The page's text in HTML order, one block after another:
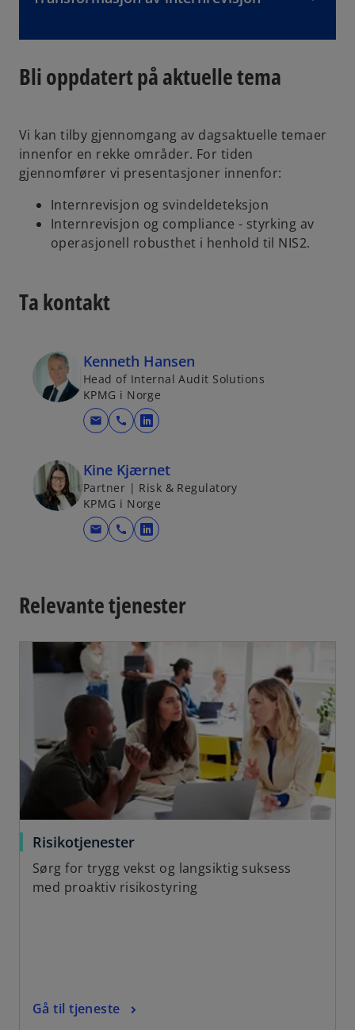
Bli oppdatert på aktuelle tema
Vi kan tilby gjennomgang av dagsaktuelle temaer
innenfor en rekke områder. For tiden
gjennomfører vi presentasjoner innenfor:
Internrevisjon og svindeldeteksjon
Internrevisjon og compliance - styrking av
operasjonell robusthet i henhold til NIS2.
Ta kontakt
Kenneth Hansen
Head of Internal Audit Solutions
KPMG i Norge
mail call
o
e
n
s
i
n
e
t
a
b
Kine Kjærnet
Partner | Risk & Regulatory
KPMG i Norge
mail call
o
s
n
a
n
t
a
b
Relevante tjenester
Risikotjenester
Sørg for trygg vekst og langsiktig suksess
med proaktiv risikostyring
Gå til tjeneste